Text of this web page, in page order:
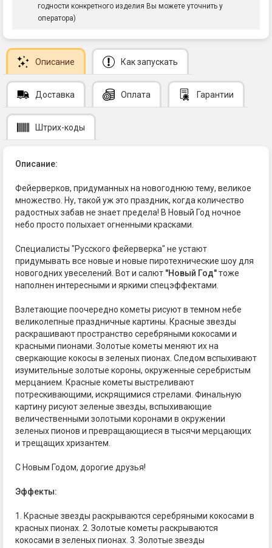
годности конкретного изделия Вы можете уточнить у
оператора)
Описание Как запускать
Доставка Оплата Гарантии
Штрих-коды
Описание:
Фейерверков, придуманных на новогоднюю тему, великое
множество. Ну, такой уж это праздник, когда количество
радостных забав не знает предела! В Новый Год ночное
небо просто полыхает огненными красками.
Специалисты "Русского фейерверка" не устают
придумывать все новые и новые пиротехнические шоу для
новогодних увеселений. Вот и салют "Новый Год"тоже
наполнен интересными и яркими спецэффектами.
Взлетающие поочередно кометы рисуют в темном небе
великолепные праздничные картины. Красные звезды
раскрашивают пространство серебряными кокосами и
красными пионами. Золотые кометы меняют их на
сверкающие кокосы в зеленых пионах. Следом вспыхивают
изумительные золотые короны, окруженные серебристым
мерцанием. Красные кометы выстреливают
потрескивающими, искрящимися стрелами. Финальную
картину рисуют зеленые звезды, вспыхивающие
величественными золотыми коронами в окружении
зеленых пионов и превращающиеся в тысячи мерцающих
и трещащих хризантем.
С Новым Годом, дорогие друзья!
Эффекты:
1. Красные звезды раскрываются серебряными кокосами в
красных пионах. 2. Золотые кометы раскрываются
кокосами в зеленых пионах. 3. Золотые звезды